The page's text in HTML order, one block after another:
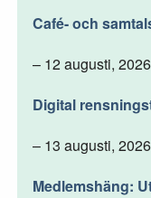
Café- och
– 12 augusti,
Digital
– 13 augusti,
Medlemshäng: